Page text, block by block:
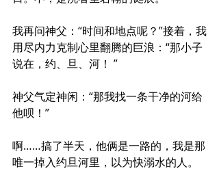
我再问神父：“时间和地点呢？”接着，我
用尽内力克制心里翻腾的巨浪：“那小子
说在，约、旦、河！ ”
神父气定神闲：“那我找一条干净的河给
他呗！”
啊……搞了半天，他俩是一路的，我是那
唯一掉入约旦河里，以为快溺水的人。